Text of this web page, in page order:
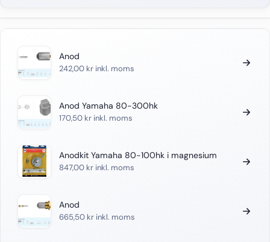
Anod
242,00 kr inkl. moms
Anod Yamaha 80-300hk
170,50 kr inkl. moms
Anodkit Yamaha 80-100hk i magnesium
847,00 kr inkl. moms
Anod
665,50 kr inkl. moms